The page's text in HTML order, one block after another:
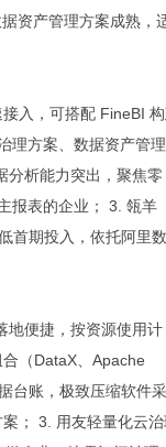
资产管理方案成熟，
入，可搭配 FineBI
理方案、数据资产管
分析能力突出，聚焦零
报表的企业； 3. 瓴羊
首期投入，依托阿里
地便捷，按资源使用计
（DataX、Apache
台账，极致压缩软件
； 3. 用友轻量化云治